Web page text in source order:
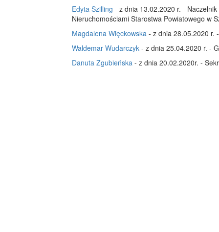
Edyta Szilling - z dnia 13.02.2020 r. -
Nieruchomościami Starostwa Powiatowego w
Magdalena Więckowska - z dnia 28.05.2020 r.
Waldemar Wudarczyk - z dnia 25.04.2020 r. -
Danuta Zgubieńska - z dnia 20.02.2020r. -